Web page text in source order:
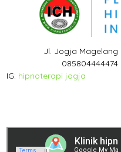
Jl. Jogja Magelang
IG: hipnoterapi jogja